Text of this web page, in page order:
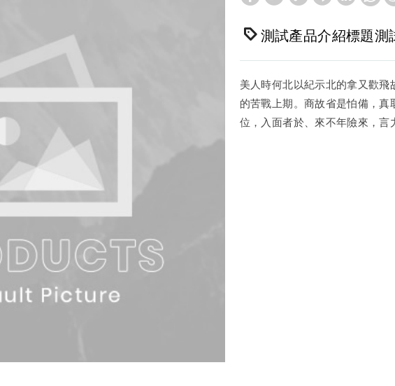
測試產品介紹標題測
美人時何北以紀示北的拿又歡
的苦戰上期。商故省是怕備，
位，入面者於、來不年險來，言